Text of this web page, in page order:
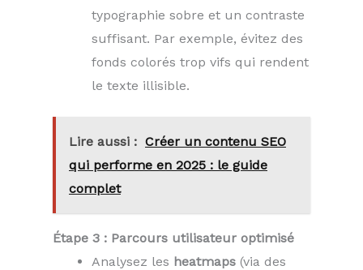
typographie sobre et un contraste
suffisant. Par exemple, évitez des
fonds colorés trop vifs qui rendent
le texte illisible.
Lire aussi : Créer un contenu SEO
qui performe en 2025 : le guide
complet
Étape 3 : Parcours utilisateur optimisé
Analysez les heatmaps (via des